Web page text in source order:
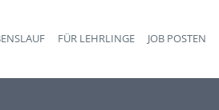
Haupt-Navigation
FÜR LEHRLINGE JOB POSTEN